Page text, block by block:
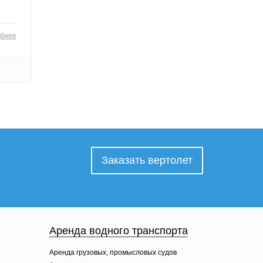
Заказать вертолет
Аренда водного транспорта
Аренда грузовых, промысловых судов